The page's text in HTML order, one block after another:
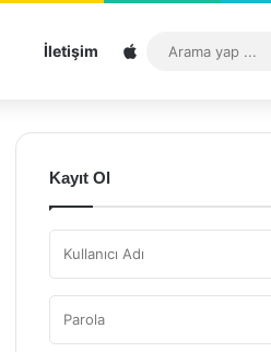
İletişim Sitemap
Kayıt Ol